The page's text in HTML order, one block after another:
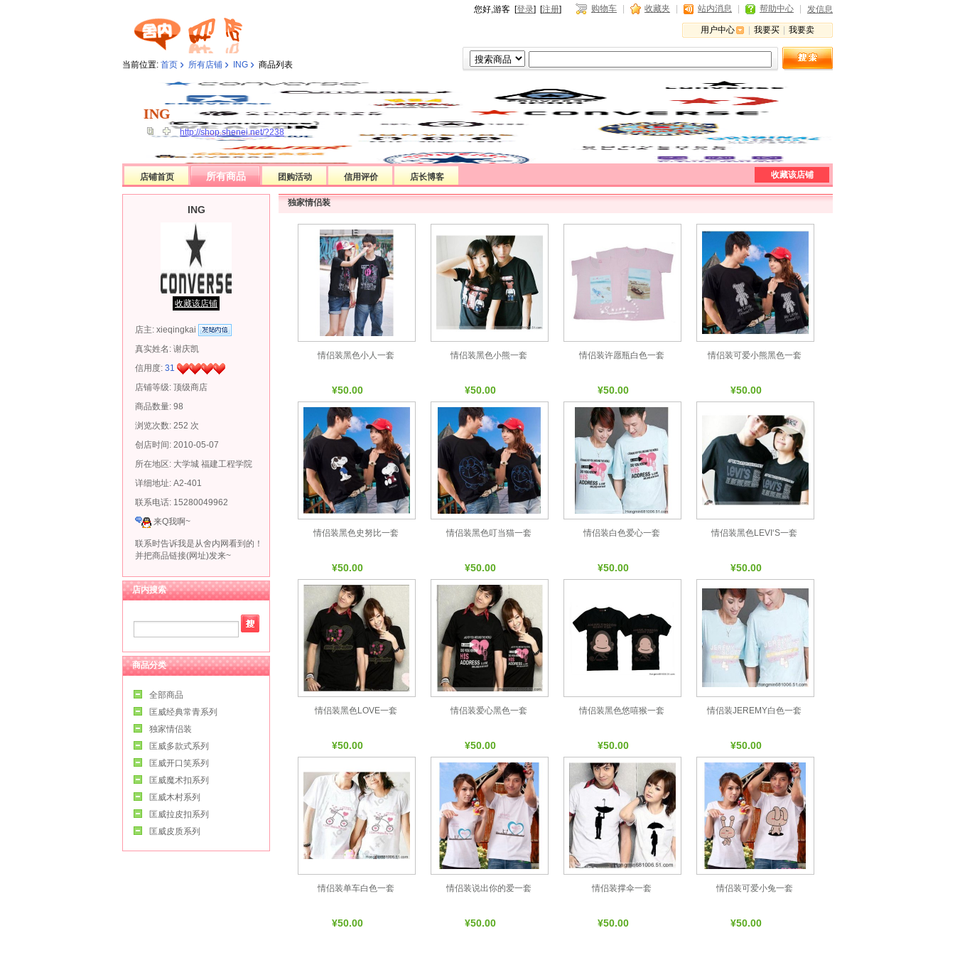
您好,游客 [登录] [注册] 购物车 收藏夹 站内消息 帮助中心 发信息
用户中心 我要买 我要卖
当前位置: 首页 › 所有店铺 › ING › 商品列表
ING
ING
http://shop.shenei.net/?238
店铺首页 所有商品 团购活动 信用评价 店长博客 收藏该店铺
ING
收藏该店铺
店主: xieqingkai
真实姓名: 谢庆凯
信用度: 31
店铺等级: 顶级商店
商品数量: 98
浏览次数: 252 次
创店时间: 2010-05-07
所在地区: 大学城 福建工程学院
详细地址: A2-401
联系电话: 15280049962
来Q我啊~
联系时告诉我是从舍内网看到的！
并把商品链接(网址)发来~
店内搜索
商品分类
全部商品
匡威经典常青系列
独家情侣装
匡威多款式系列
匡威开口笑系列
匡威魔术扣系列
匡威木村系列
匡威拉皮扣系列
匡威皮质系列
独家情侣装
情侣装黑色小人一套
¥50.00
情侣装黑色小熊一套
¥50.00
情侣装许愿瓶白色一套
¥50.00
情侣装可爱小熊黑色一套
¥50.00
情侣装黑色史努比一套
¥50.00
情侣装黑色叮当猫一套
¥50.00
情侣装白色爱心一套
¥50.00
情侣装黑色LEVI‘S一套
¥50.00
情侣装黑色LOVE一套
¥50.00
情侣装爱心黑色一套
¥50.00
情侣装黑色悠嘻猴一套
¥50.00
情侣装JEREMY白色一套
¥50.00
情侣装单车白色一套
¥50.00
情侣装说出你的爱一套
¥50.00
情侣装撑伞一套
¥50.00
情侣装可爱小兔一套
¥50.00